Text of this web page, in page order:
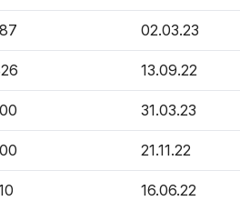
02.03.23
13.09.22
31.03.23
21.11.22
16.06.22